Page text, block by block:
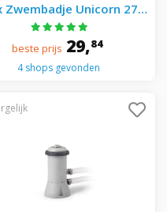
Zwembadje Unicorn 272
X 193 X 104 cm
beste prijs 29,84
4 shops gevonden